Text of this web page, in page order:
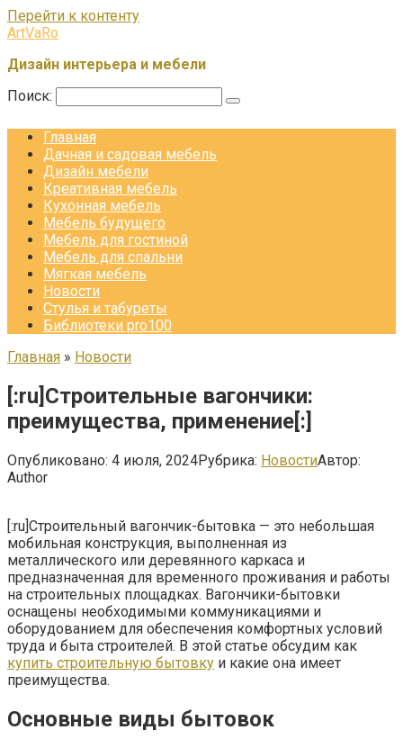
Перейти к контенту
ArtVaRo
Дизайн интерьера и мебели
Поиск:
Главная
Дачная и садовая мебель
Дизайн мебели
Креативная мебель
Кухонная мебель
Мебель будущего
Мебель для гостиной
Мебель для спальни
Мягкая мебель
Новости
Стулья и табуреты
Библиотеки pro100
Главная » Новости
[:ru]Строительные вагончики:
преимущества, применение[:]
Опубликовано: 4 июля, 2024Рубрика: НовостиАвтор:
Author
[:ru]Строительный вагончик-бытовка — это небольшая
мобильная конструкция, выполненная из
металлического или деревянного каркаса и
предназначенная для временного проживания и работы
на строительных площадках. Вагончики-бытовки
оснащены необходимыми коммуникациями и
оборудованием для обеспечения комфортных условий
труда и быта строителей. В этой статье обсудим как
купить строительную бытовку и какие она имеет
преимущества.
Основные виды бытовок